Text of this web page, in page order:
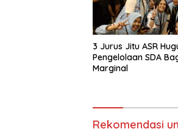
3 Jurus Jitu ASR
Pengelolaan SDA
Marginal
Rekomendasi